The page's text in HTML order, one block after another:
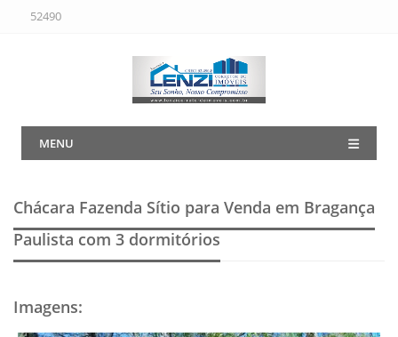
52490
MENU
Chácara Fazenda Sítio para Venda em Bragança
Paulista com 3 dormitórios
Imagens: